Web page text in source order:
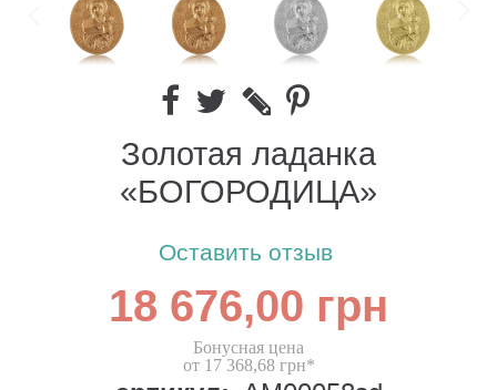
Золотая ладанка
«БОГОРОДИЦА»
Оставить отзыв
18 676,00 грн
Бонусная цена
от 17 368,68 грн*